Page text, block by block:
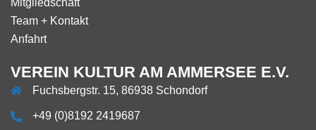
Mitgliedschaft
Team + Kontakt
Anfahrt
VEREIN KULTUR AM AMMERSEE E.V.
Fuchsbergstr. 15, 86938 Schondorf
+49 (0)8192 2419687